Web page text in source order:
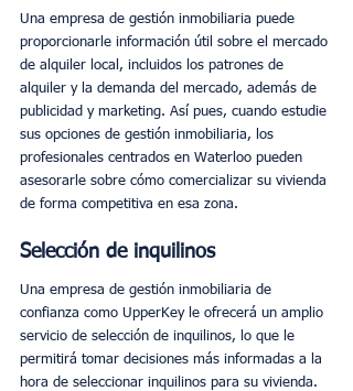
Una empresa de gestión inmobiliaria puede
proporcionarle información útil sobre el mercado
de alquiler local, incluidos los patrones de
alquiler y la demanda del mercado, además de
publicidad y marketing. Así pues, cuando estudie
sus opciones de gestión inmobiliaria, los
profesionales centrados en Waterloo pueden
asesorarle sobre cómo comercializar su vivienda
de forma competitiva en esa zona.
Selección de inquilinos
Una empresa de gestión inmobiliaria de
confianza como UpperKey le ofrecerá un amplio
servicio de selección de inquilinos, lo que le
permitirá tomar decisiones más informadas a la
hora de seleccionar inquilinos para su vivienda.